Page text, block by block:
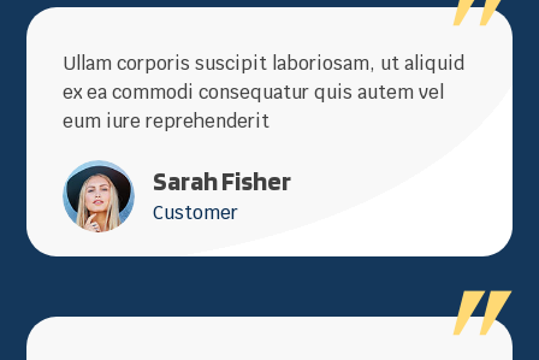
Ullam corporis suscipit laboriosam, ut aliquid
ex ea commodi consequatur quis autem vel
eum iure reprehenderit
Sarah Fisher
Customer